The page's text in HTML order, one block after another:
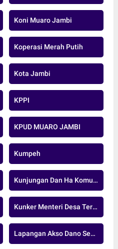
Koni Muaro Jambi
Koperasi Merah Putih
Kota Jambi
KPPI
KPUD MUARO JAMBI
Kumpeh
Kunjungan Dan Ha Komunikasi
Kunker Menteri Desa Tertinggal
Lapangan Akso Dano Sengeti